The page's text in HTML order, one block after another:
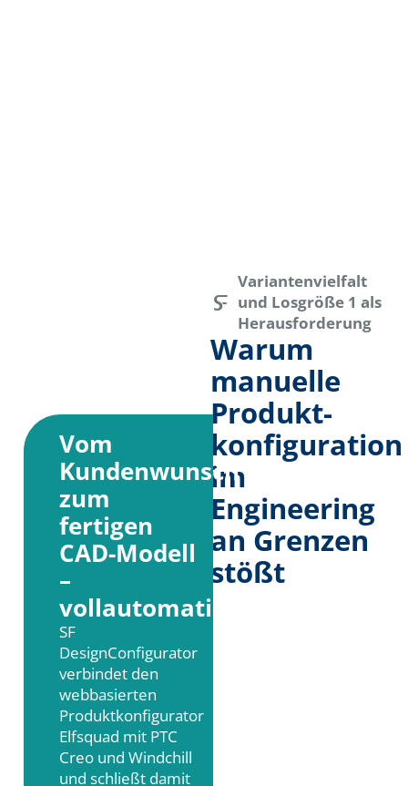
Variantenvielfalt
und Losgröße 1 als
Herausforderung
Warum
manuelle
Produkt­
konfiguration
im
Engineering
an Grenzen
stößt
Vom
Kundenwunsch
zum
fertigen
CAD-Modell
–
vollautomatisch
SF
DesignConfigurator
verbindet den
webbasierten
Produktkonfigurator
Elfsquad mit PTC
Creo und Windchill
und schließt damit